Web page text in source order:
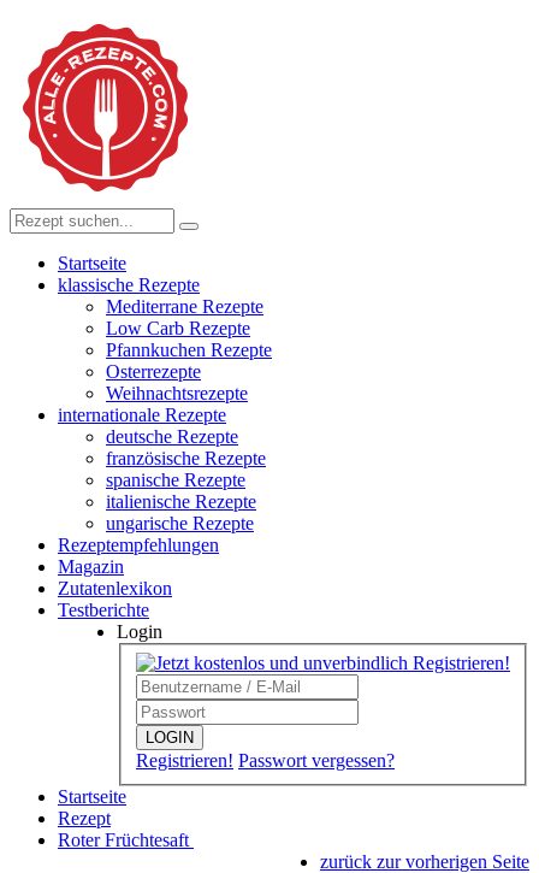
Startseite
klassische Rezepte
Mediterrane Rezepte
Low Carb Rezepte
Pfannkuchen Rezepte
Osterrezepte
Weihnachtsrezepte
internationale Rezepte
deutsche Rezepte
französische Rezepte
spanische Rezepte
italienische Rezepte
ungarische Rezepte
Rezeptempfehlungen
Magazin
Zutatenlexikon
Testberichte
Login
LOGIN
Registrieren! Passwort vergessen?
Startseite
Rezept
Roter Früchtesaft
zurück zur vorherigen Seite